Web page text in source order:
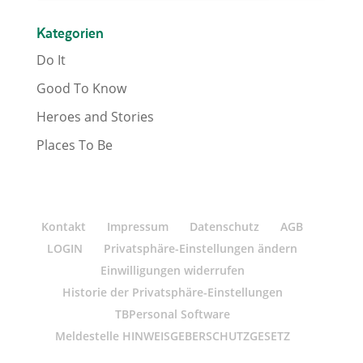
Kategorien
Do It
Good To Know
Heroes and Stories
Places To Be
Kontakt Impressum Datenschutz
AGB
LOGIN
Privatsphäre-Einstellungen ändern
Einwilligungen widerrufen
Historie der Privatsphäre-Einstellungen
TBPersonal Software
Meldestelle HINWEISGEBERSCHUTZGESETZ